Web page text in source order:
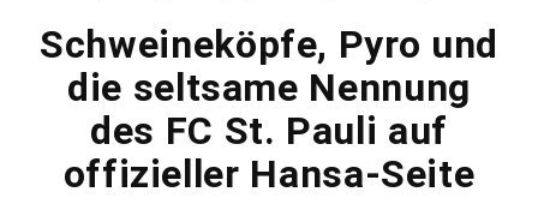
Schweineköpfe, Pyro und
die seltsame Nennung
des FC St. Pauli auf
offizieller Hansa-Seite